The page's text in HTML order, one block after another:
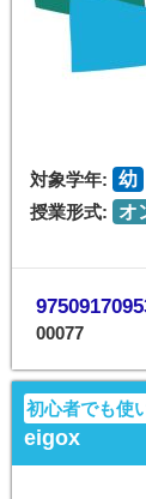
対象学年: 幼
授業形式:
オ
00077
初心者でも使
eigox